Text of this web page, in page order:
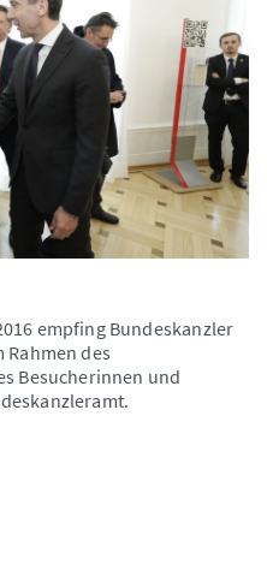
empfing Bundeskanzler
Rahmen des
Besucherinnen und